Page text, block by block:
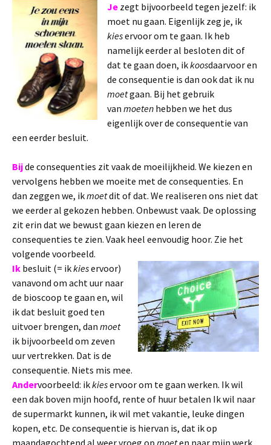
Je zegt bijvoorbeeld tegen jezelf: ik
moet nu gaan. Eigenlijk zeg je, ik
kieservoor om te gaan. Ik heb
namelijk eerder al besloten dit of
dat te gaan doen, ikkoosdaarvoor en
de consequentie is dan ook dat ik nu
moetgaan. Bij het gebruik
van moeten hebben we het dus
eigenlijk over de consequentie van
een eerder besluit.
Bijde consequenties zit vaak de moeilijkheid. We kiezen en
vervolgens hebben we moeite met de consequenties. En
dan zeggen we, ikmoetdit of dat. We realiseren ons niet dat
we eerder al gekozen hebben. Onbewust vaak. De oplossing
zit erin dat we bewust gaan kiezen en leren de
consequenties te zien. Vaak heel eenvoudig hoor. Zie het
volgende voorbeeld.
Ik besluit (= ikkieservoor)
vanavond om acht uur naar
de bioscoop te gaan en, wil
ik dat besluit goed ten
uitvoer brengen, dan moet
ik bijvoorbeeld om zeven
uur vertrekken. Dat is de
consequentie. Niets mis mee.
Andervoorbeeld: ikkieservoor om te gaan werken. Ik wil
een dak boven mijn hoofd, rente of huur betalen Ik wil naar
de supermarkt kunnen, ik wil met vakantie, leuke dingen
kopen, etc. De consequentie is hiervan is, dat ik op
maandagochtend al weer vroeg op moeten naar mijn werk